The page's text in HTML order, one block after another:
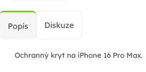
Popis Diskuze
Ochranný kryt na iPhone 16 Pro Max.